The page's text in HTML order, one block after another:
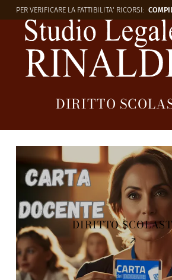
PER VERIFICARE LA FATTIBILITA' RICORSI:
DIRITTO
DIRITTO